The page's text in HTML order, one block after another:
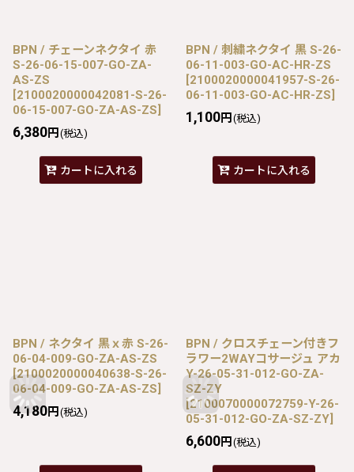
BPN / チェーンネクタイ 赤
S-26-06-15-007-GO-ZA-
AS-ZS
[2100020000042081-S-26-
06-15-007-GO-ZA-AS-ZS]
6,380円 (税込)
カートに入れる
BPN / 刺繍ネクタイ 黒 S-26-
06-11-003-GO-AC-HR-ZS
[2100020000041957-S-26-
06-11-003-GO-AC-HR-ZS]
1,100円 (税込)
カートに入れる
BPN / ネクタイ 黒ｘ赤 S-26-
06-04-009-GO-ZA-AS-ZS
[2100020000040638-S-26-
06-04-009-GO-ZA-AS-ZS]
4,180円 (税込)
BPN / クロスチェーン付きフ
ラワー2WAYコサージュ アカ
Y-26-05-31-012-GO-ZA-
SZ-ZY
[2100070000072759-Y-26-
05-31-012-GO-ZA-SZ-ZY]
6,600円 (税込)